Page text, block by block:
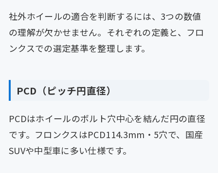
社外ホイールの適合を判断するには、3つの数値
の理解が欠かせません。それぞれの定義と、フロ
ンクスでの選定基準を整理します。
PCD（ピッチ円直径）
PCDはホイールのボルト穴中心を結んだ円の直径
です。フロンクスはPCD114.3mm・5穴で、国産
SUVや中型車に多い仕様です。